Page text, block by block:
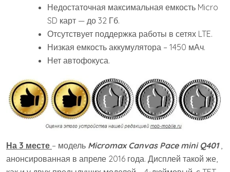
Недостаточная максимальная емкость Micro
SD карт — до 32 Гб.
Отсутствует поддержка работы в сетях LTE.
Низкая емкость аккумулятора – 1450 мАч.
Нет автофокуса.
На 3 месте – модель Micromax Canvas Pace mini Q401 ,
анонсированная в апреле 2016 года. Дисплей такой же,